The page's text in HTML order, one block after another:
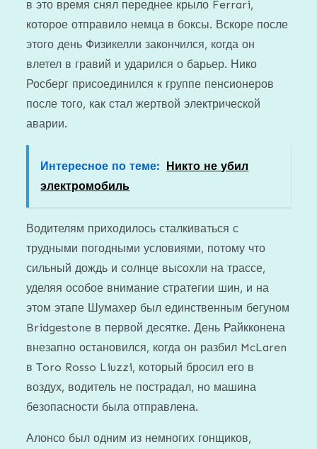
в это время снял переднее крыло Ferrari,
которое отправило немца в боксы. Вскоре после
этого день Физикелли закончился, когда он
влетел в гравий и ударился о барьер. Нико
Росберг присоединился к группе пенсионеров
после того, как стал жертвой электрической
аварии.
Интересное по теме: Никто не убил
электромобиль
Водителям приходилось сталкиваться с
трудными погодными условиями, потому что
сильный дождь и солнце высохли на трассе,
уделяя особое внимание стратегии шин, и на
этом этапе Шумахер был единственным бегуном
Bridgestone в первой десятке. День Райкконена
внезапно остановился, когда он разбил McLaren
в Toro Rosso Liuzzi, который бросил его в
воздух, водитель не пострадал, но машина
безопасности была отправлена.
Алонсо был одним из немногих гонщиков,